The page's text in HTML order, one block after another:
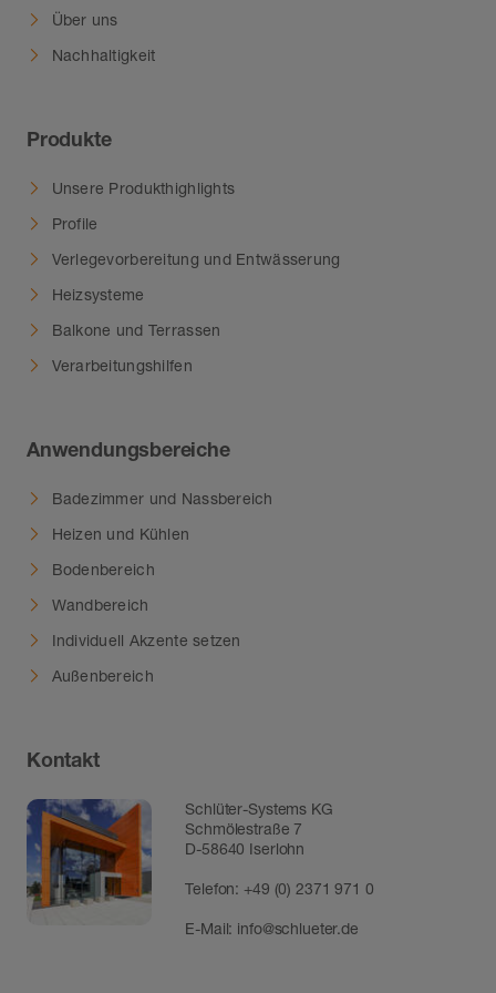
Über uns
Nachhaltigkeit
Produkte
Unsere Produkthighlights
Profile
Verlegevorbereitung und Entwässerung
Heizsysteme
Balkone und Terrassen
Verarbeitungshilfen
Anwendungsbereiche
Badezimmer und Nassbereich
Heizen und Kühlen
Bodenbereich
Wandbereich
Individuell Akzente setzen
Außenbereich
Kontakt
Schlüter-Systems KG
Schmölestraße 7
D-58640 Iserlohn
Telefon:+49 (0) 2371 971 0
E-Mail: info@schlueter.de